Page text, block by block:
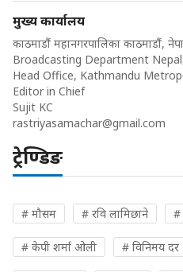
मुख्य कार्यालय
काठमाडौं महानगरपालिका काठमाडौं,
Broadcasting Department
Head Office, Kathmandu
Editor in Chief
Sujit KC
rastriyasamachar@gmail.com
ट्रेण्डिङ
# मौसम # रवि लामिछाने #
# केपी शर्मा ओली # विनिमय दर